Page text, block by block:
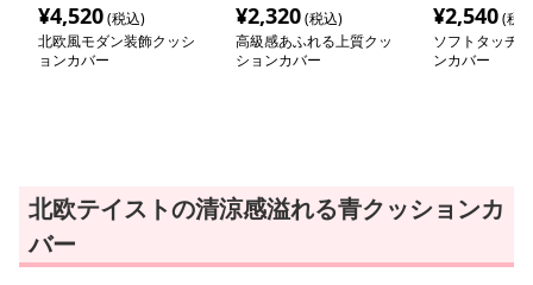
¥4,520(税込)
北欧風モダン装飾クッシ
ョンカバー
¥2,320(税込)
高級感あふれる上質クッ
ションカバー
¥2,540(税
ソフトタッチ
ンカバー
北欧テイストの清涼感溢れる青クッションカ
バー